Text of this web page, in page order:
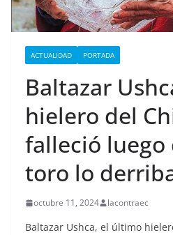
ACTUALIDAD PORTADA
Baltazar
hielero del
falleció luego
toro lo
octubre 11, 2024 lacontraec
Baltazar Ushca, el último